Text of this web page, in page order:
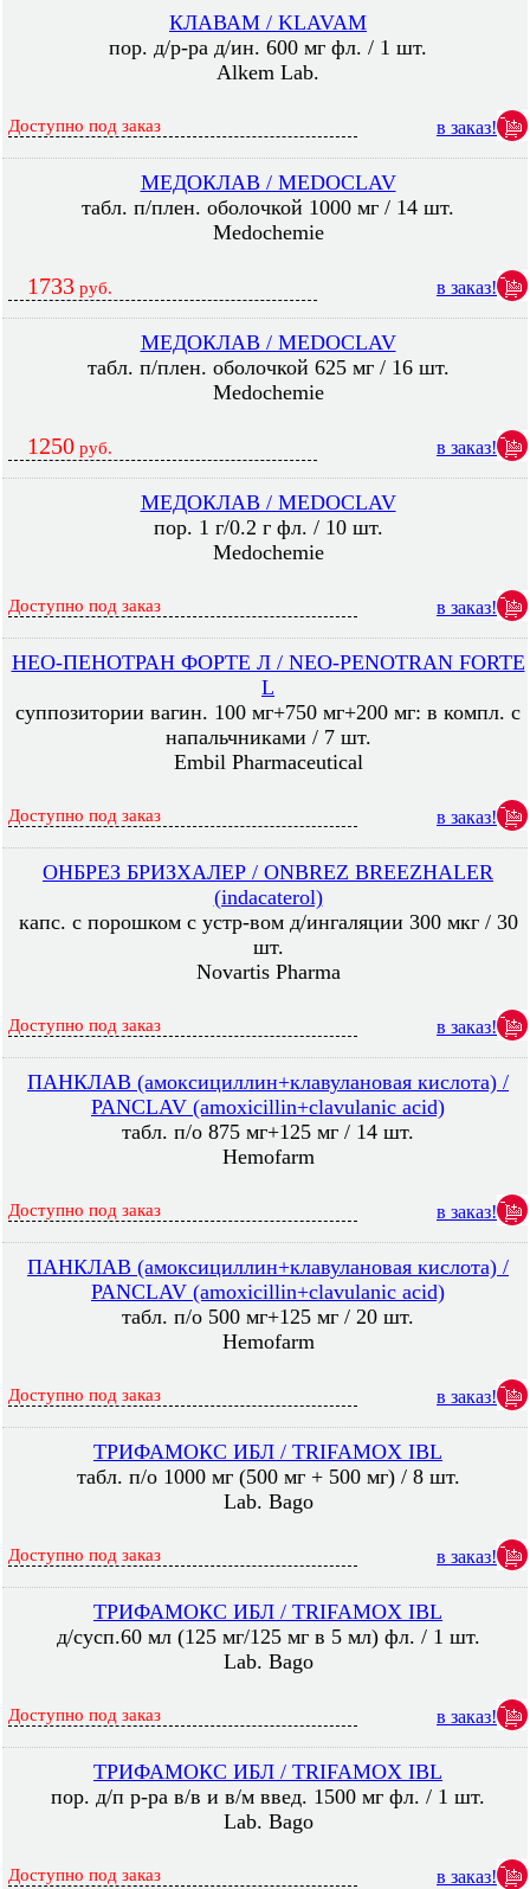
КЛАВАМ / KLAVAM
пор. д/р-ра д/ин. 600 мг фл. / 1 шт.
Alkem Lab.
Доступно под заказ в заказ!
МЕДОКЛАВ / MEDOCLAV
табл. п/плен. оболочкой 1000 мг / 14 шт.
Medochemie
1733 руб. в заказ!
МЕДОКЛАВ / MEDOCLAV
табл. п/плен. оболочкой 625 мг / 16 шт.
Medochemie
1250 руб. в заказ!
МЕДОКЛАВ / MEDOCLAV
пор. 1 г/0.2 г фл. / 10 шт.
Medochemie
Доступно под заказ в заказ!
НЕО-ПЕНОТРАН ФОРТЕ Л / NEO-PENOTRAN FORTE
L
суппозитории вагин. 100 мг+750 мг+200 мг: в компл. с
напальчниками / 7 шт.
Embil Pharmaceutical
Доступно под заказ в заказ!
ОНБРЕЗ БРИЗХАЛЕР / ONBREZ BREEZHALER
(indacaterol)
капс. с порошком с устр-вом д/ингаляции 300 мкг / 30
шт.
Novartis Pharma
Доступно под заказ в заказ!
ПАНКЛАВ (амоксициллин+клавулановая кислота) /
PANCLAV (amoxicillin+clavulanic acid)
табл. п/о 875 мг+125 мг / 14 шт.
Hemofarm
Доступно под заказ в заказ!
ПАНКЛАВ (амоксициллин+клавулановая кислота) /
PANCLAV (amoxicillin+clavulanic acid)
табл. п/о 500 мг+125 мг / 20 шт.
Hemofarm
Доступно под заказ в заказ!
ТРИФАМОКС ИБЛ / TRIFAMOX IBL
табл. п/о 1000 мг (500 мг + 500 мг) / 8 шт.
Lab. Bago
Доступно под заказ в заказ!
ТРИФАМОКС ИБЛ / TRIFAMOX IBL
д/сусп.60 мл (125 мг/125 мг в 5 мл) фл. / 1 шт.
Lab. Bago
Доступно под заказ в заказ!
ТРИФАМОКС ИБЛ / TRIFAMOX IBL
пор. д/п р-ра в/в и в/м введ. 1500 мг фл. / 1 шт.
Lab. Bago
Доступно под заказ в заказ!